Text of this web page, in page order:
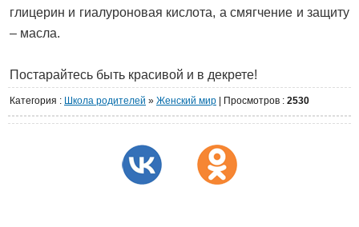
глицерин и гиалуроновая кислота, а смягчение и защиту
– масла.
Постарайтесь быть красивой и в декрете!
Категория : Школа родителей » Женский мир Просмотров : 2530